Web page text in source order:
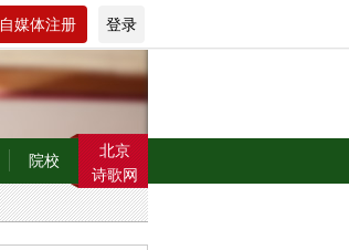
自媒体注册 登录
院校
北京
诗歌网